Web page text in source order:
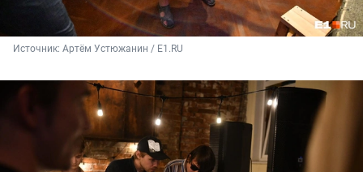
Источник: Артём Устюжанин / E1.RU